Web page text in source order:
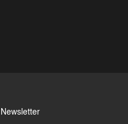
Newsletter